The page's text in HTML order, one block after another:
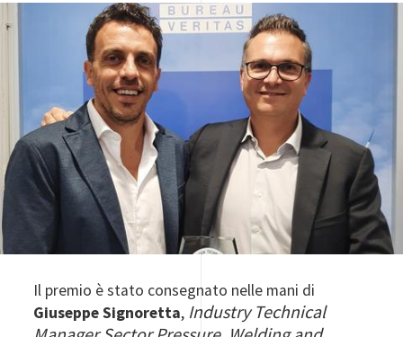
Image
Il premio è stato consegnato nelle mani di
Giuseppe Signoretta, Industry Technical